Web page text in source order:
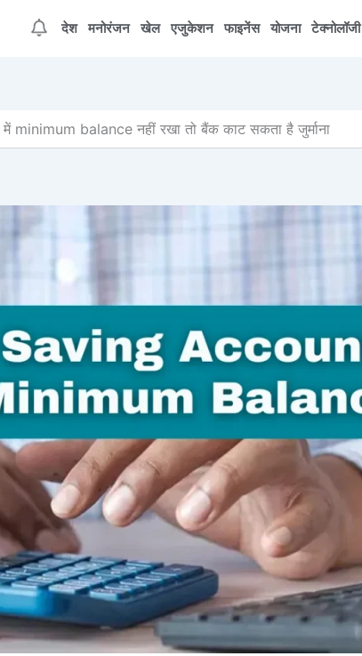
देश मनोरंजन खेल एजुकेशन फाइनेंस योजना टेक्नोलॉजी
minimum balance नहीं रखा तो बैंक काट सकता है जुर्माना